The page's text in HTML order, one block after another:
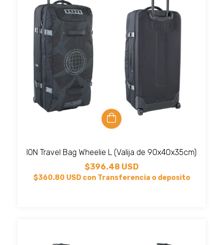
ION Travel Bag Wheelie L (Valija de 90x40x35cm)
$396.48 USD
$360.80 USD con Transferencia o deposito